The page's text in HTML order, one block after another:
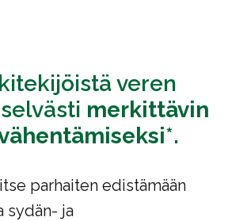
veren
merkittävin
*.
parhaiten edistämään
sydän- ja